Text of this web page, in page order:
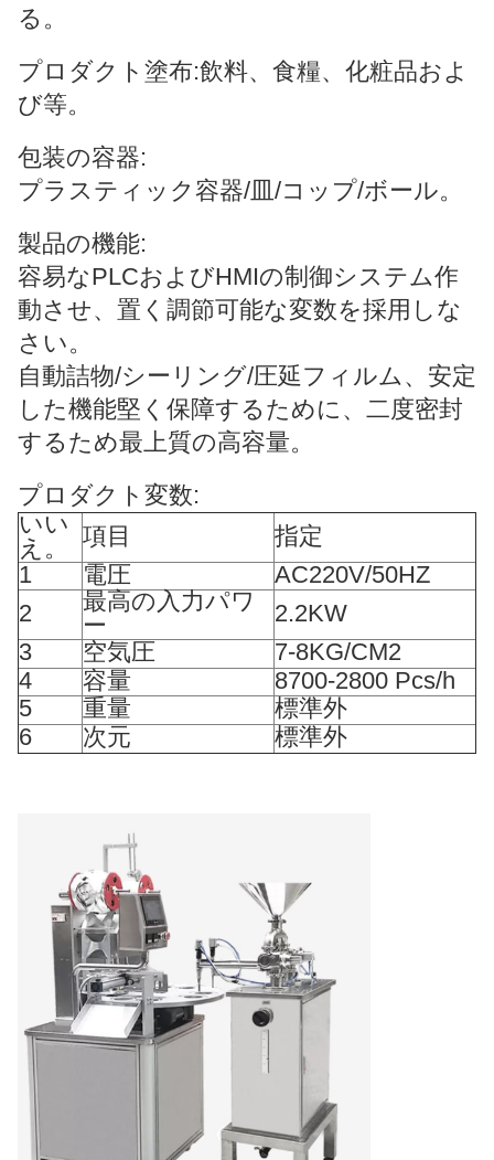
る。
プロダクト塗布:飲料、食糧、化粧品およ
び等。
包装の容器:
プラスティック容器/皿/コップ/ボール。
製品の機能:
容易なPLCおよびHMIの制御システム作
動させ、置く調節可能な変数を採用しな
さい。
自動詰物/シーリング/圧延フィルム、安定
した機能堅く保障するために、二度密封
するため最上質の高容量。
プロダクト変数:
いい
え。
項目
指定
1
電圧
AC220V/50HZ
2
最高の入力パワ
ー
2.2KW
3
空気圧
7-8KG/CM2
4
容量
8700-2800 Pcs/h
5
重量
標準外
6
次元 標準外